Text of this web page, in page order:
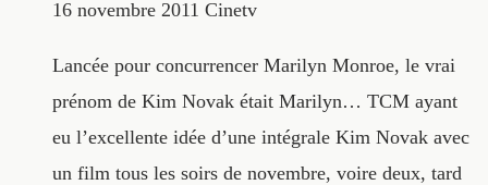
16 novembre 2011 Cinetv
Lancée pour concurrencer Marilyn Monroe, le vrai
prénom de Kim Novak était Marilyn… TCM ayant
eu l’excellente idée d’une intégrale Kim Novak avec
un film tous les soirs de novembre, voire deux, tard